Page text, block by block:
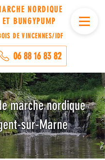
NORDIQUE
ET BUNGYPUMP
06 88 16 83 82
DE VINCENNES/IDF
marche nordique
sur-Marne